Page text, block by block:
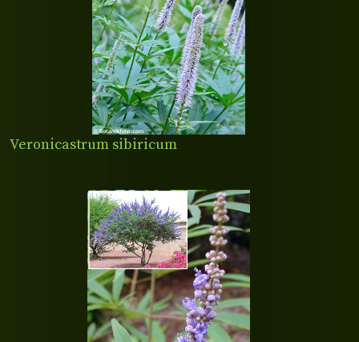
Veronicastrum sibiricum